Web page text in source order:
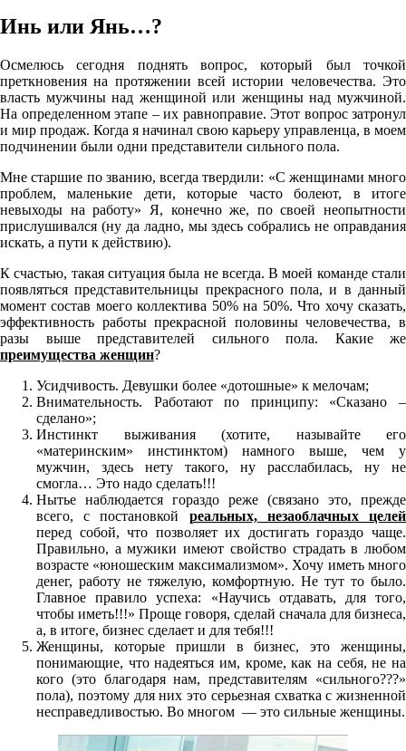
Инь или Янь…?
Осмелюсь сегодня поднять вопрос, который был точкой
преткновения на протяжении всей истории человечества. Это
власть мужчины над женщиной или женщины над мужчиной.
На определенном этапе – их равноправие. Этот вопрос затронул
и мир продаж. Когда я начинал свою карьеру управленца, в моем
подчинении были одни представители сильного пола.
Мне старшие по званию, всегда твердили: «С женщинами много
проблем, маленькие дети, которые часто болеют, в итоге
невыходы на работу» Я, конечно же, по своей неопытности
прислушивался (ну да ладно, мы здесь собрались не оправдания
искать, а пути к действию).
К счастью, такая ситуация была не всегда. В моей команде стали
появляться представительницы прекрасного пола, и в данный
момент состав моего коллектива 50% на 50%. Что хочу сказать,
эффективность работы прекрасной половины человечества, в
разы выше представителей сильного пола. Какие же
преимущества женщин?
Усидчивость. Девушки более «дотошные» к мелочам;
Внимательность. Работают по принципу: «Сказано –
сделано»;
Инстинкт выживания (хотите, называйте его
«материнским» инстинктом) намного выше, чем у
мужчин, здесь нету такого, ну расслабилась, ну не
смогла… Это надо сделать!!!
Нытье наблюдается гораздо реже (связано это, прежде
всего, с постановкой реальных, незаоблачных целей
перед собой, что позволяет их достигать гораздо чаще.
Правильно, а мужики имеют свойство страдать в любом
возрасте «юношеским максимализмом». Хочу иметь много
денег, работу не тяжелую, комфортную. Не тут то было.
Главное правило успеха: «Научись отдавать, для того,
чтобы иметь!!!» Проще говоря, сделай сначала для бизнеса,
а, в итоге, бизнес сделает и для тебя!!!
Женщины, которые пришли в бизнес, это женщины,
понимающие, что надеяться им, кроме, как на себя, не на
кого (это благодаря нам, представителям «сильного???»
пола), поэтому для них это серьезная схватка с жизненной
несправедливостью. Во многом — это сильные женщины.